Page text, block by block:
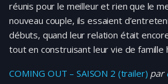
réunis pour le meilleur et rien que le
nouveau couple, ils essaient
débuts, quand leur relation était
tout en construisant leur vie de famille
COMING OUT – SAISON 2 (trailer) par